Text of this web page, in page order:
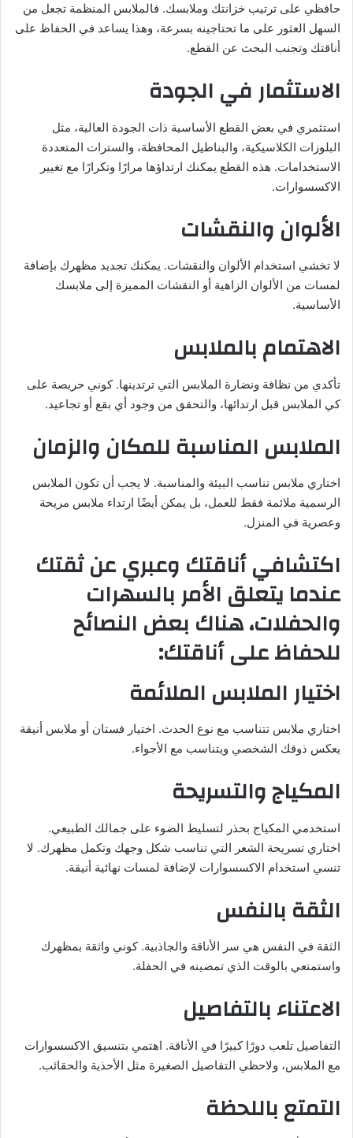
حافظي على ترتيب خزانتك وملابسك. فالملابس المنظمة تجعل من
السهل العثور على ما تحتاجينه بسرعة، وهذا يساعد في الحفاظ على
أناقتك وتجنب البحث عن القطع.
الاستثمار في الجودة
استثمري في بعض القطع الأساسية ذات الجودة العالية، مثل
البلوزات الكلاسيكية، والبناطيل المحافظة، والسترات المتعددة
الاستخدامات. هذه القطع يمكنك ارتداؤها مرارًا وتكرارًا مع تغيير
الاكسسوارات.
الألوان والنقشات
لا تخشي استخدام الألوان والنقشات. يمكنك تجديد مظهرك بإضافة
لمسات من الألوان الزاهية أو النقشات المميزة إلى ملابسك
الأساسية.
الاهتمام بالملابس
تأكدي من نظافة ونضارة الملابس التي ترتدينها. كوني حريصة على
كي الملابس قبل ارتدائها، والتحقق من وجود أي بقع أو تجاعيد.
الملابس المناسبة للمكان والزمان
اختاري ملابس تناسب البيئة والمناسبة. لا يجب أن تكون الملابس
الرسمية ملائمة فقط للعمل، بل يمكن أيضًا ارتداء ملابس مريحة
وعصرية في المنزل.
اكتشافي أناقتك وعبري عن ثقتك
عندما يتعلق الأمر بالسهرات
والحفلات، هناك بعض النصائح
للحفاظ على أناقتك:
اختيار الملابس الملائمة
اختاري ملابس تتناسب مع نوع الحدث. اختيار فستان أو ملابس أنيقة
يعكس ذوقك الشخصي ويتناسب مع الأجواء.
المكياج والتسريحة
استخدمي المكياج بحذر لتسليط الضوء على جمالك الطبيعي.
اختاري تسريحة الشعر التي تناسب شكل وجهك وتكمل مظهرك. لا
تنسي استخدام الاكسسوارات لإضافة لمسات نهائية أنيقة.
الثقة بالنفس
الثقة في النفس هي سر الأناقة والجاذبية. كوني واثقة بمظهرك
واستمتعي بالوقت الذي تمضينه في الحفلة.
الاعتناء بالتفاصيل
التفاصيل تلعب دورًا كبيرًا في الأناقة. اهتمي بتنسيق الاكسسوارات
مع الملابس، ولاحظي التفاصيل الصغيرة مثل الأحذية والحقائب.
التمتع باللحظة